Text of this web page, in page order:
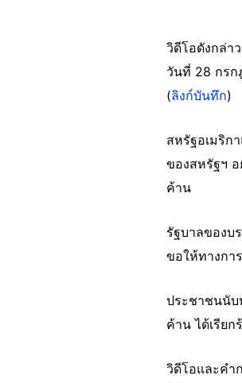
วิดีโอดังกล่า
วันที่ 28 กรก
(ลิงก์บันทึก)
สหรัฐอเมริก
ของสหรัฐฯ
ค้าน
รัฐบาลของบ
ขอให้ทางกา
ประชาชนนับ
ค้าน ได้เรีย
วิดีโอและคำ